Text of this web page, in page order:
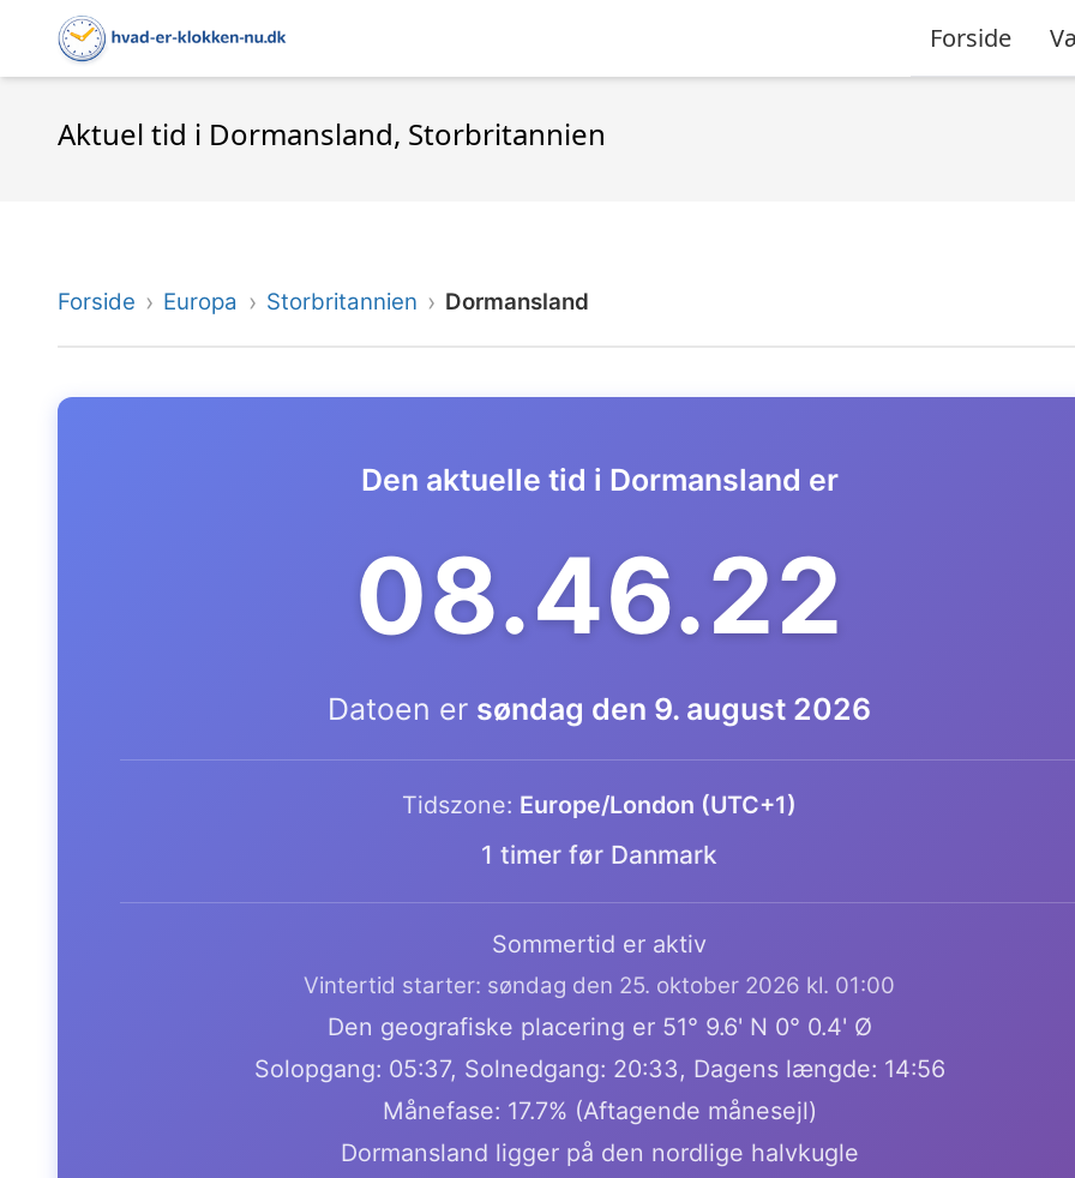
Forside
Aktuel tid i Dormansland, Storbritannien
Forside Europa Storbritannien Dormansland
Den aktuelle tid i Dormansland er
08.46.23
Datoen er søndag den 9. august 2026
Tidszone: Europe/London (UTC+1)
1 timer før Danmark
Sommertid er aktiv
Vintertid starter: søndag den 25. oktober 2026 kl. 01:00
Den geografiske placering er 51° 9.6' N 0° 0.4' Ø
Solopgang: 05:37, Solnedgang: 20:33, Dagens længde: 14:56
Månefase: 17.7% (Aftagende månesejl)
Dormansland ligger på den nordlige halvkugle